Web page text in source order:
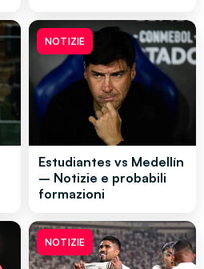
NOTIZIE
Estudiantes vs Medellín
– Notizie e probabili
formazioni
NOTIZIE